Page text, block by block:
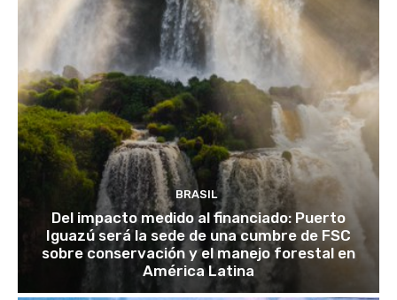
BRASIL
Del impacto medido al financiado: Puerto
Iguazú será la sede de una cumbre de FSC
sobre conservación y el manejo forestal en
América Latina